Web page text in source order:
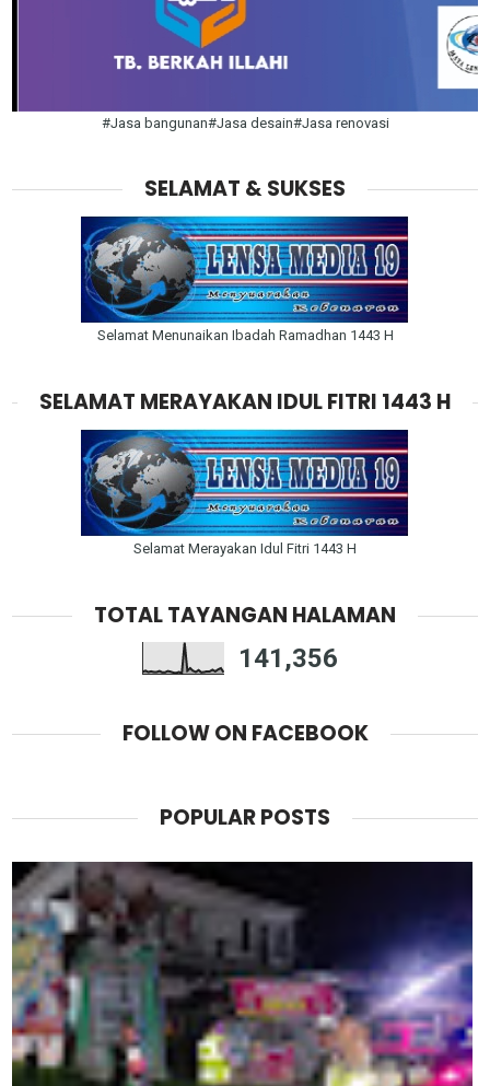
#Jasa bangunan#Jasa desain#Jasa renovasi
SELAMAT & SUKSES
Selamat Menunaikan Ibadah Ramadhan 1443 H
SELAMAT MERAYAKAN IDUL FITRI 1443 H
Selamat Merayakan Idul Fitri 1443 H
TOTAL TAYANGAN HALAMAN
141,356
FOLLOW ON FACEBOOK
POPULAR POSTS